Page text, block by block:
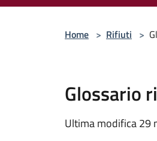
Home > Rifiuti >
Glossario
Ultima modifica 29